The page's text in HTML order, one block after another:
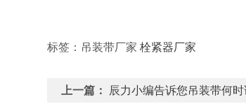
标签：吊装带厂家栓紧器厂家
上一篇： 辰力小编告诉您吊装带何时